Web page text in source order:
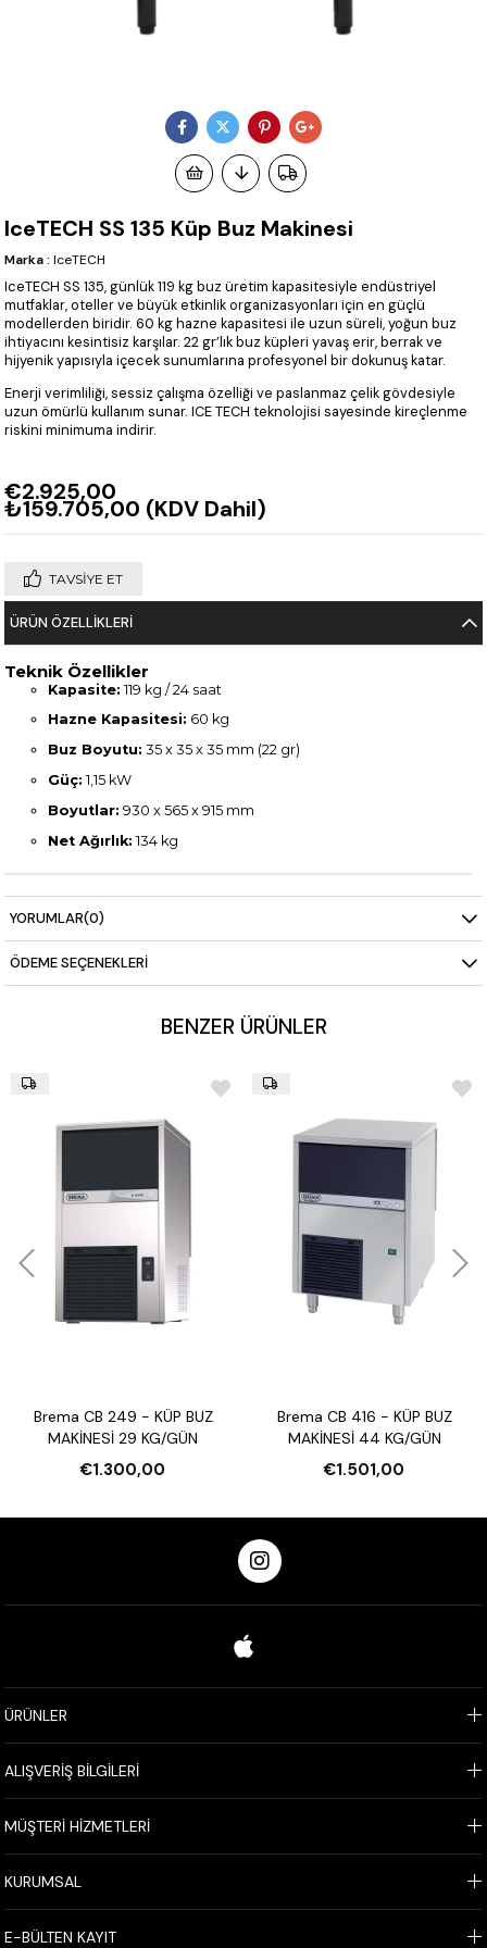
IceTECH SS 135 Küp Buz Makinesi
Marka : IceTECH
IceTECH SS 135, günlük 119 kg buz üretim kapasitesiyle endüstriyel
mutfaklar, oteller ve büyük etkinlik organizasyonları için en güçlü
modellerden biridir. 60 kg hazne kapasitesi ile uzun süreli, yoğun buz
ihtiyacını kesintisiz karşılar. 22 gr’lık buz küpleri yavaş erir, berrak ve
hijyenik yapısıyla içecek sunumlarına profesyonel bir dokunuş katar.
Enerji verimliliği, sessiz çalışma özelliği ve paslanmaz çelik gövdesiyle
uzun ömürlü kullanım sunar. ICE TECH teknolojisi sayesinde kireçlenme
riskini minimuma indirir.
€2.925,00
₺159.705,00 (KDV Dahil)
TAVSIYE ET
ÜRÜN ÖZELLIKLERI
Teknik Özellikler
Kapasite: 119 kg / 24 saat
Hazne Kapasitesi: 60 kg
Buz Boyutu: 35 x 35 x 35 mm (22 gr)
Güç: 1,15 kW
Boyutlar: 930 x 565 x 915 mm
Net Ağırlık: 134 kg
YORUMLAR(0)
ÖDEME SEÇENEKLERI
BENZER ÜRÜNLER
Brema CB 249 - KÜP BUZ
MAKİNESİ 29 KG/GÜN
€1.300,00
Brema CB 416 - KÜP BUZ
MAKİNESİ 44 KG/GÜN
€1.501,00
ÜRÜNLER
ALIŞVERİŞ BİLGİLERİ
MÜŞTERİ HİZMETLERİ
KURUMSAL
E-BÜLTEN KAYIT